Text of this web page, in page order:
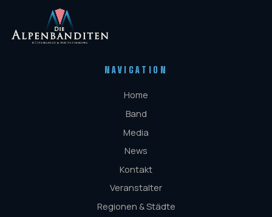
NAVIGATION
Home
Band
Media
News
Kontakt
Veranstalter
Regionen & Städte